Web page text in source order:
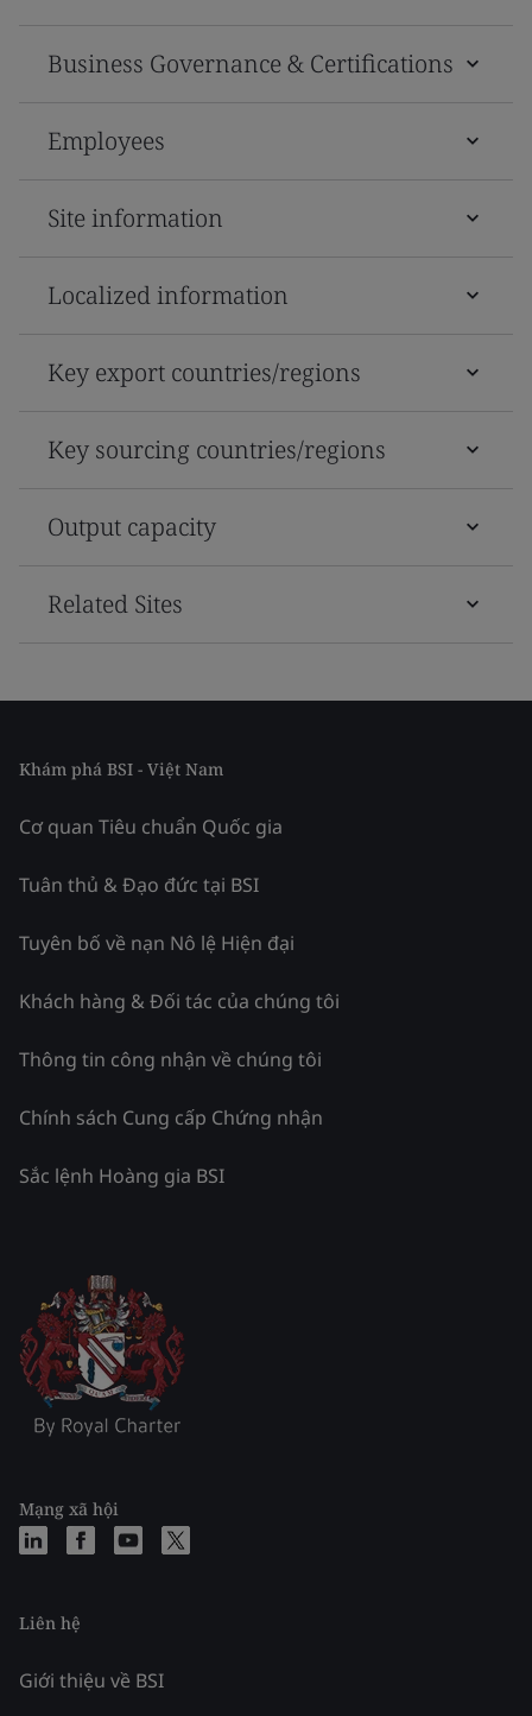
Business Governance & Certifications
Employees
Site information
Localized information
Key export countries/regions
Key sourcing countries/regions
Output capacity
Related Sites
Khám phá BSI - Việt Nam
Cơ quan Tiêu chuẩn Quốc gia
Tuân thủ & Đạo đức tại BSI
Tuyên bố về nạn Nô lệ Hiện đại
Khách hàng & Đối tác của chúng tôi
Thông tin công nhận về chúng tôi
Chính sách Cung cấp Chứng nhận
Sắc lệnh Hoàng gia BSI
Mạng xã hội
Liên hệ
Giới thiệu về BSI